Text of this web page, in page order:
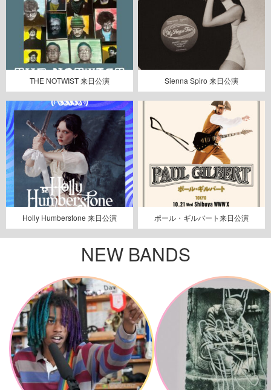
THE NOTWIST 来日公演 Sienna Spiro 来日公演
Holly Humberstone 来日公演 ポール・ギルバート来日公演
NEW BANDS